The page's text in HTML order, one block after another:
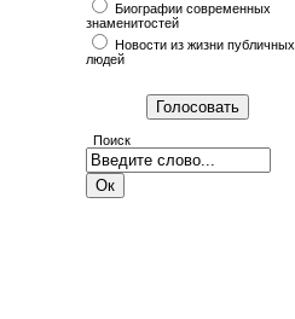
Биографии современных
знаменитостей
Новости из жизни публичных
людей
Поиск